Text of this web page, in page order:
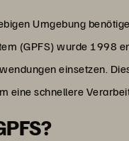
Umgebung
(GPFS) wurde 1998
einsetzen.
eine schnellere